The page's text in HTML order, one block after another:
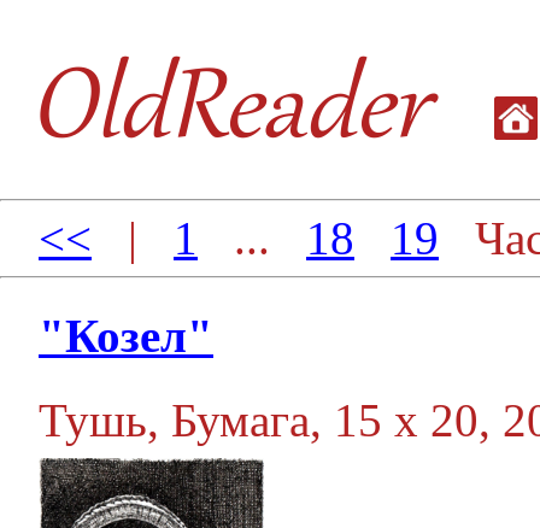
<< | 1 ... 18 19
"Козел"
Тушь, Бумага, 15 х 20,